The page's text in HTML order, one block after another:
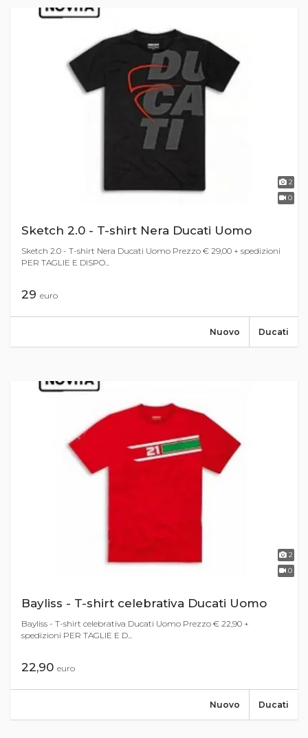
2
0
Sketch 2.0 - T-shirt Nera Ducati Uomo
Sketch 2.0 - T-shirt Nera Ducati Uomo Prezzo € 29,00 + spedizioni
PER TAGLIE E DISPO...
29 euro
Ducati
Nuovo
2
0
Bayliss - T-shirt celebrativa Ducati Uomo
Bayliss - T-shirt celebrativa Ducati Uomo Prezzo € 22,90 +
spedizioni PER TAGLIE E D...
22,90 euro
Ducati
Nuovo